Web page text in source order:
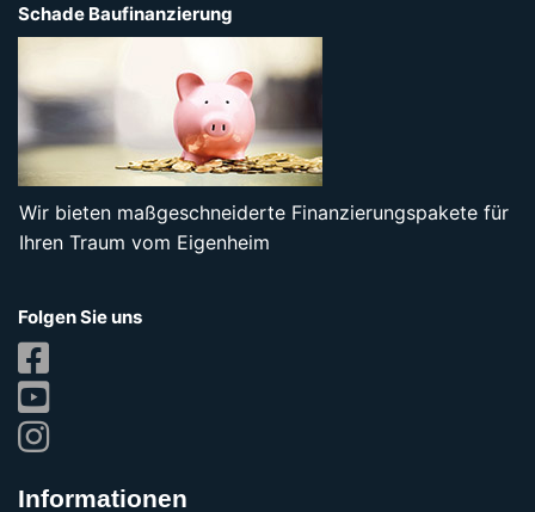
Schade Baufinanzierung
Wir bieten maßgeschneiderte Finanzierungspakete für
Ihren Traum vom Eigenheim
Folgen Sie uns
Informationen